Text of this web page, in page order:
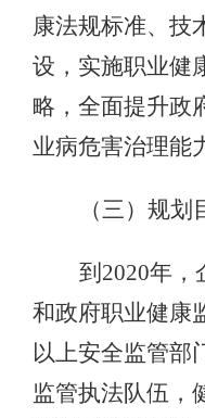
康法规标准、技
设，实施职业健
略，全面提升政
业病危害治理能
（三）规划
到2020年，
和政府职业健康
以上安全监管部
监管执法队伍，